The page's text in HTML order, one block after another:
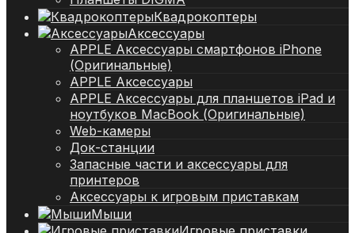
Квадрокоптеры
Аксессуары
APPLE Аксессуары смартфонов iPhone
(Оригинальные)
APPLE Аксессуары
APPLE Аксессуары для планшетов iPad и
ноутбуков MacBook (Оригинальные)
Web-камеры
Док-станции
Запасные части и аксессуары для
принтеров
Аксессуары к игровым приставкам
Мыши